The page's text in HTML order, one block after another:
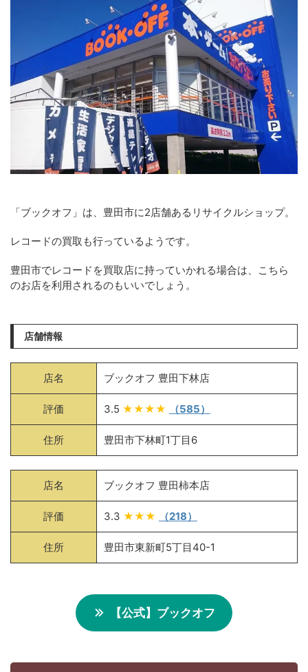
「ブックオフ」は、豊田市に2店舗あるリサイクルショップ。
レコードの買取も行っているようです。
豊田市でレコードを買取店に持っていかれる場合は、こちら
のお店を利用されるのもいいでしょう。
店舗情報
店名 ブックオフ 豊田下林店
評価 3.5 ★★★★ （585）
住所 豊田市下林町1丁目6
店名 ブックオフ 豊田柿本店
評価 3.3 ★★★ （218）
住所 豊田市東新町5丁目40-1
【公式】ブックオフ